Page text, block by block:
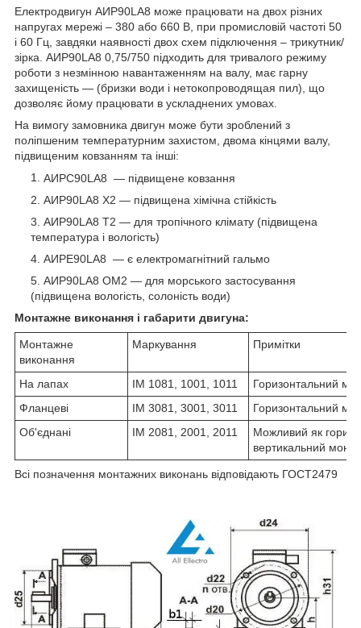
Електродвигун АИР90LA8 може працювати на двох різних
напругах мережі – 380 або 660 В, при промисловій частоті 50
і 60 Гц, завдяки наявності двох схем підключення – трикутник/
зірка. АИР90LA8 0,75/750 підходить для тривалого режиму
роботи з незмінною навантаженням на валу, має гарну
захищеність ― (бризки води і нетокопроводящая пил), що
дозволяє йому працювати в ускладнених умовах.
На вимогу замовника двигун може бути зроблений з
поліпшеним температурним захистом, двома кінцями валу,
підвищеним ковзанням та інші:
АИРC90LA8 ― підвищене ковзання
АИР90LA8 Х2 ― підвищена хімічна стійкість
АИР90LA8 Т2 ― для тропічного клімату (підвищена
температура і вологість)
АИРE90LA8 ― є електромагнітний гальмо
АИР90LA8 ОМ2 ― для морського застосування
(підвищена вологість, солоність води)
Монтажне виконання і габарити двигуна:
Монтажне
виконання
Маркування Примітки
На лапах IM 1081, 1001, 1011
Горизонтальний
Фланцеві
IM 3081, 3001, 3011
Горизонтальний
Об'єднані
IM 2081, 2001, 2011
Можливий як
вертикальний
Всі позначення монтажних виконань відповідають ГОСТ2479